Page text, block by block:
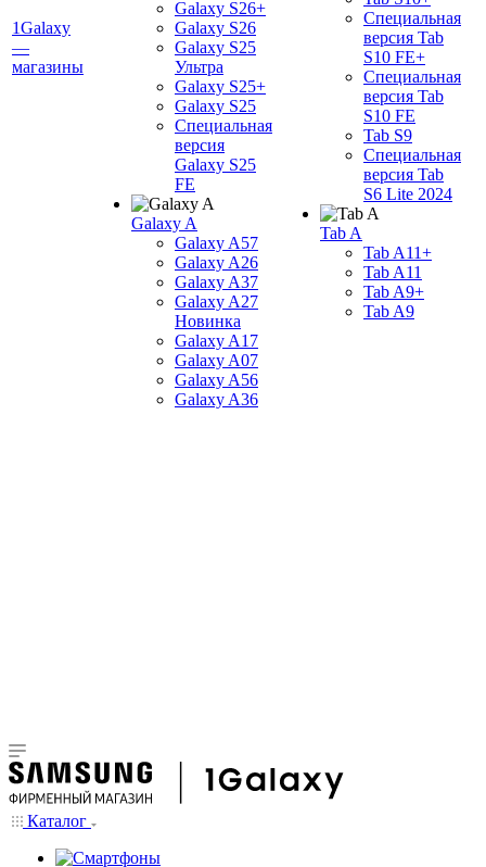
1Galaxy
—
магазины
Galaxy S26+
Galaxy S26
Galaxy S25
Ультра
Galaxy S25+
Galaxy S25
Специальная
версия
Galaxy S25
FE
Galaxy A
Galaxy A57
Galaxy A26
Galaxy A37
Galaxy A27
Новинка
Galaxy A17
Galaxy A07
Galaxy A56
Galaxy A36
Специальная
версия Tab
S10 FE+
Специальная
версия Tab
S10 FE
Tab S9
Специальная
версия Tab
S6 Lite 2024
Tab A
Tab A11+
Tab A11
Tab A9+
Tab A9
Каталог